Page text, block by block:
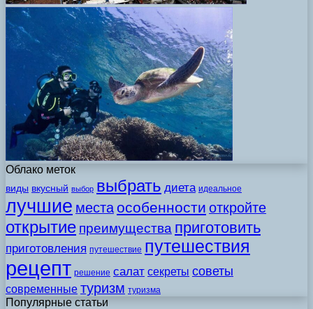
Облако меток
виды вкусный выбор выбрать диета идеальное
лучшие места особенности откройте
открытие преимущества приготовить
приготовления путешествие путешествия
рецепт решение салат секреты советы
современные туризм туризма
Популярные статьи